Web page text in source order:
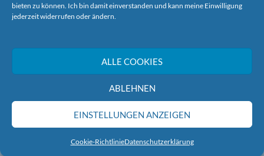
bieten zu können. Ich bin damit einverstanden und kann meine Einwilligung
jederzeit widerrufen oder ändern.
ALLE COOKIES
ABLEHNEN
EINSTELLUNGEN ANZEIGEN
Cookie-RichtlinieDatenschutzerklärung
Website
© Wohnungsbaugenossenschaft Sassnitz eG 2018-